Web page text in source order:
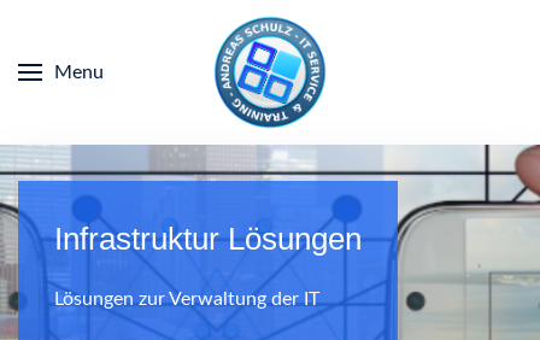
Menu
Infrastruktur Lösungen
Lösungen zur Verwaltung der IT